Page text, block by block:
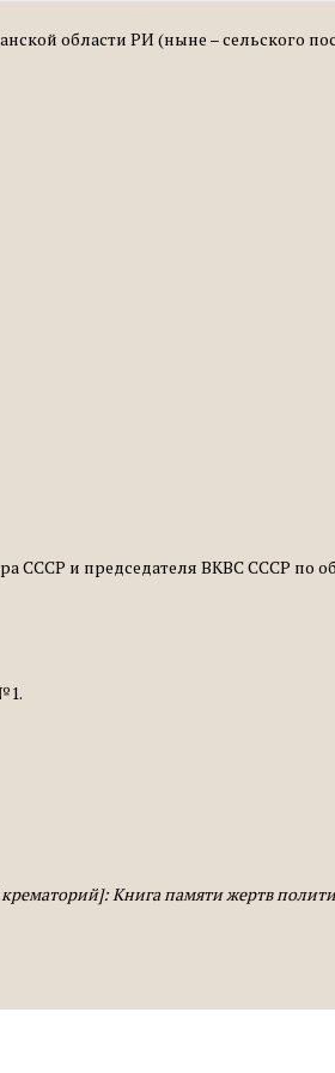
области РИ (ныне –
СССР и предсе­дателя ВКВС СССР
Книга памяти жертв